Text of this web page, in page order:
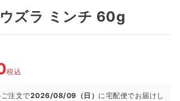
ウズラ ミンチ 60g
税込
注文で2026/08/09（日） に宅配便でお届けし